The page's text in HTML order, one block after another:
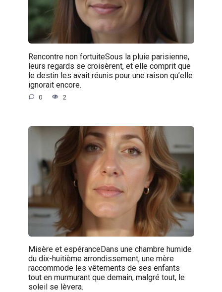
Rencontre non fortuiteSous la pluie parisienne,
leurs regards se croisèrent, et elle comprit que
le destin les avait réunis pour une raison qu’elle
ignorait encore.
0 2
Misère et espéranceDans une chambre humide
du dix-huitième arrondissement, une mère
raccommode les vêtements de ses enfants
tout en murmurant que demain, malgré tout, le
soleil se lèvera.